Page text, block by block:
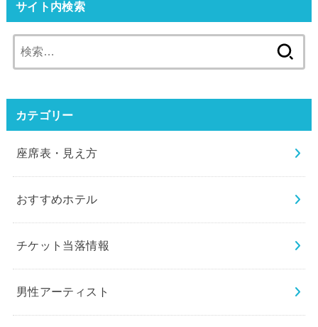
サイト内検索
索:
カテゴリー
座席表・見え方
おすすめホテル
チケット当落情報
男性アーティスト